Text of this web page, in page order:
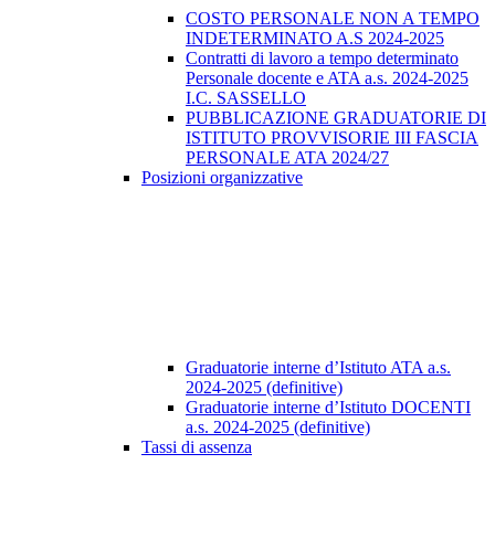
COSTO PERSONALE NON A TEMPO
INDETERMINATO A.S 2024-2025
Contratti di lavoro a tempo determinato
Personale docente e ATA a.s. 2024-2025
I.C. SASSELLO
PUBBLICAZIONE GRADUATORIE DI
ISTITUTO PROVVISORIE III FASCIA
PERSONALE ATA 2024/27
Posizioni organizzative
Graduatorie interne d’Istituto ATA a.s.
2024-2025 (definitive)
Graduatorie interne d’Istituto DOCENTI
a.s. 2024-2025 (definitive)
Tassi di assenza